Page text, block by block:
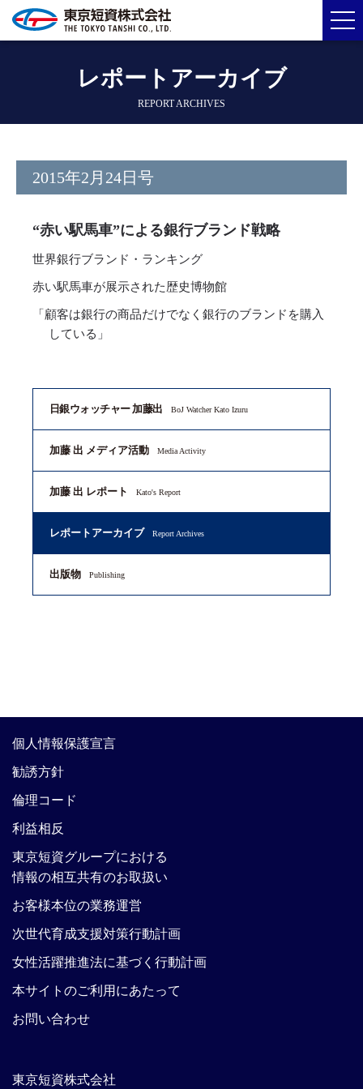
レポートアーカイブ
REPORT ARCHIVES
2015年2月24日号
“赤い駅馬車”による銀行ブランド戦略
世界銀行ブランド・ランキング
赤い駅馬車が展示された歴史博物館
「顧客は銀行の商品だけでなく銀行のブランドを購入
している」
日銀ウォッチャー 加藤出 BoJ Watcher Kato Izuru
加藤 出 メディア活動 Media Activity
加藤 出 レポート Kato's Report
レポートアーカイブ Report Archives
出版物 Publishing
東京短資株式会社
個人情報保護宣言
勧誘方針
倫理コード
利益相反
東京短資グループにおける
情報の相互共有のお取扱い
お客様本位の業務運営
次世代育成支援対策行動計画
女性活躍推進法に基づく行動計画
本サイトのご利用にあたって
お問い合わせ